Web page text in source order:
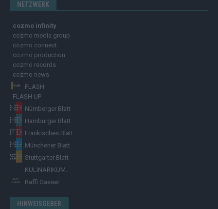
NETZWERK
cozmo infinity
cozmo media group
cozmo connect
cozmo production
cozmo records
cozmo news
FLASH
FLASH UP
Nürnberger Blatt
Hamburger Blatt
Fränkisches Blatt
Münchener Blatt
Stuttgarter Blatt
KULINARIKUM.
Raffi Gasser
HINWEISGEBER